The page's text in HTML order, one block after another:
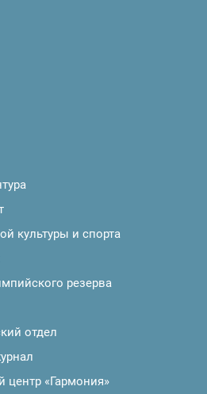
культуры и спорта
резерва
отдел
центр «Гармония»